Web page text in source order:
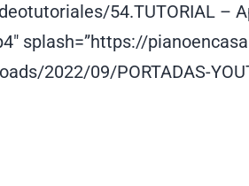
54.TUTORIAL –
splash=”https://
2022/09/PORTADAS-